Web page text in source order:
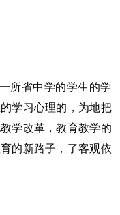
所省中学的学生的学
学习心理的，为地把
学改革，教育教学的
的新路子，了客观依